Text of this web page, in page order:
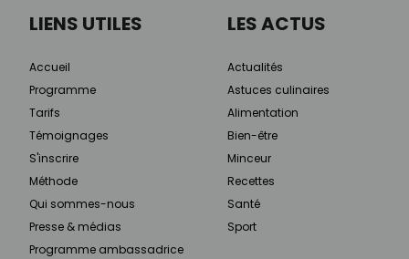
LIENS UTILES
Accueil
Programme
Tarifs
Témoignages
S'inscrire
Méthode
Qui sommes-nous
Presse & médias
Programme ambassadrice
LES ACTUS
Actualités
Astuces culinaires
Alimentation
Bien-être
Minceur
Recettes
Santé
Sport